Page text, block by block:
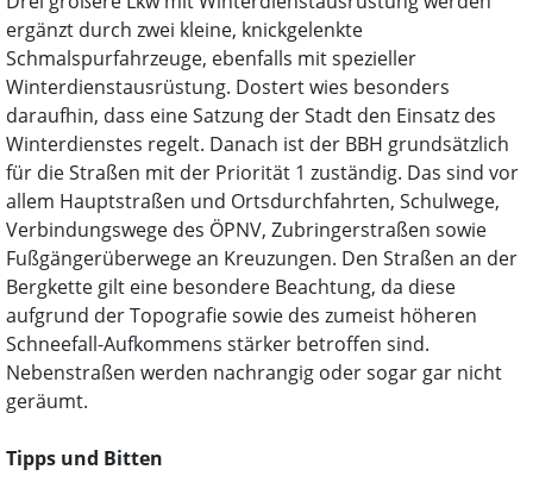
ergänzt durch zwei kleine, knickgelenkte
Schmalspurfahrzeuge, ebenfalls mit spezieller
Winterdienstausrüstung. Dostert wies besonders
daraufhin, dass eine Satzung der Stadt den Einsatz des
Winterdienstes regelt. Danach ist der BBH grundsätzlich
für die Straßen mit der Priorität 1 zuständig. Das sind vor
allem Hauptstraßen und Ortsdurchfahrten, Schulwege,
Verbindungswege des ÖPNV, Zubringerstraßen sowie
Fußgängerüberwege an Kreuzungen. Den Straßen an der
Bergkette gilt eine besondere Beachtung, da diese
aufgrund der Topografie sowie des zumeist höheren
Schneefall-Aufkommens stärker betroffen sind.
Nebenstraßen werden nachrangig oder sogar gar nicht
geräumt.
Tipps und Bitten